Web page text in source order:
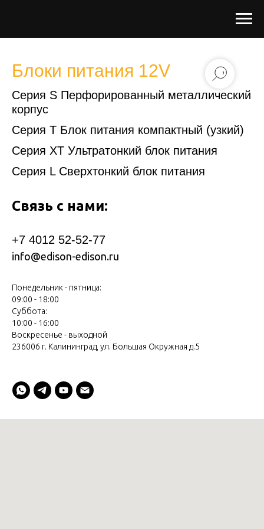
Блоки питания 12V
Серия S Перфорированный металлический
корпус
Серия T Блок питания компактный (узкий)
Серия XT Ультратонкий блок питания
Серия L Cверхтонкий блок питания
Связь с нами:
+7 4012 52-52-77
info@edison-edison.ru
Понедельник - пятница:
09:00 - 18:00
Суббота:
10:00 - 16:00
Воскресенье - выходной
236006 г. Калининград, ул. Большая Окружная д.5